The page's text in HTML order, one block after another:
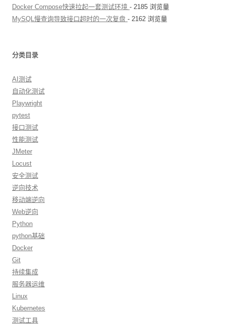
Docker Compose快速拉起一套测试环境 - 2185 浏览量
MySQL慢查询导致接口超时的一次复盘 - 2162 浏览量
分类目录
AI测试
自动化测试
Playwright
pytest
接口测试
性能测试
JMeter
Locust
安全测试
逆向技术
移动端逆向
Web逆向
Python
python基础
Docker
Git
持续集成
服务器运维
Linux
Kubernetes
测试工具